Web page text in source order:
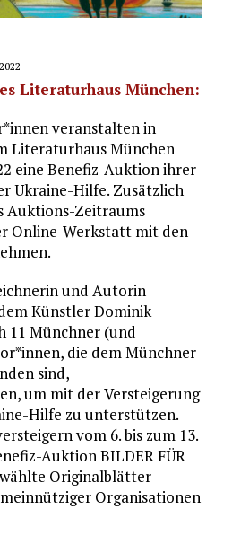
Literaturhaus München:
veranstalten in
Literaturhaus München
eine Benefiz-Auktion ihrer
Ukraine-Hilfe. Zusätzlich
Auktions-Zeitraums
Online-Werkstatt mit den
und Autorin
Künstler Dominik
11 Münchner (und
die dem Münchner
sind,
um mit der Versteigerung
Hilfe zu unterstützen.
vom 6. bis zum 13.
Auktion BILDER FÜR
Originalblätter
Organisationen